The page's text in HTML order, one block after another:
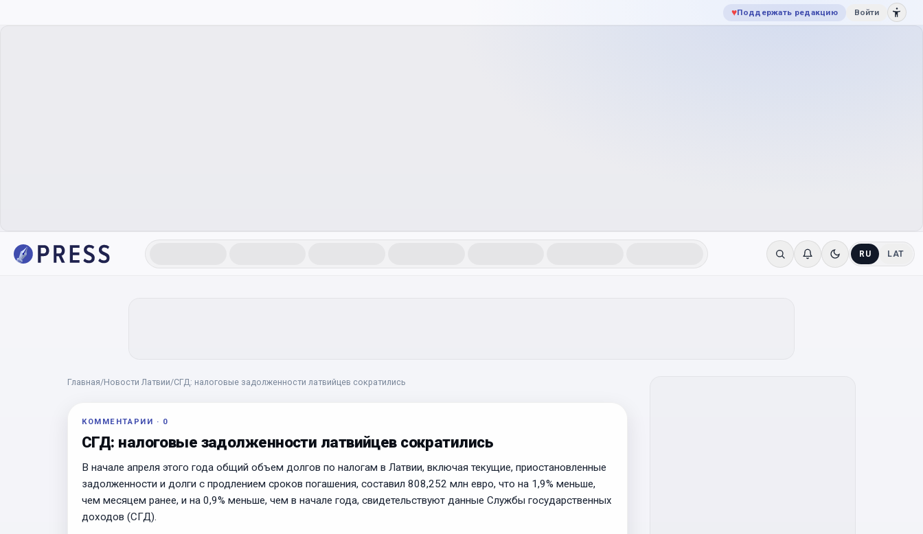
♥Поддержать редакцию Войти
RU LAT
Главная/Новости Латвии/СГД: налоговые задолженности латвийцев сократились
КОММЕНТАРИИ · 0
СГД: налоговые задолженности латвийцев сократились
В начале апреля этого года общий объем долгов по налогам в Латвии, включая текущие, приостановленные
задолженности и долги с продлением сроков погашения, составил 808,252 млн евро, что на 1,9% меньше,
чем месяцем ранее, и на 0,9% меньше, чем в начале года, свидетельствуют данные Службы государственных
доходов (СГД).